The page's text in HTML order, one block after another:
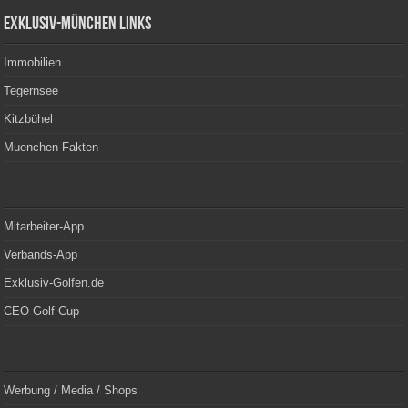
Exklusiv-München Links
Immobilien
Tegernsee
Kitzbühel
Muenchen Fakten
Mitarbeiter-App
Verbands-App
Exklusiv-Golfen.de
CEO Golf Cup
Werbung / Media / Shops